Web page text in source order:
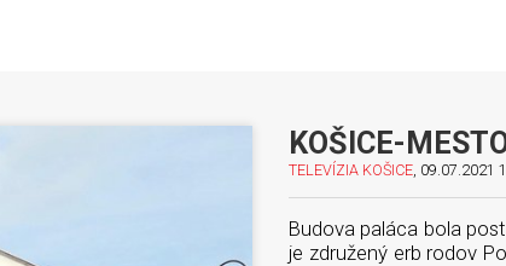
KOŠICE-
TELEVÍZIA KOŠICE, 09.07.2021
Budova paláca bola
je združený erb rodov